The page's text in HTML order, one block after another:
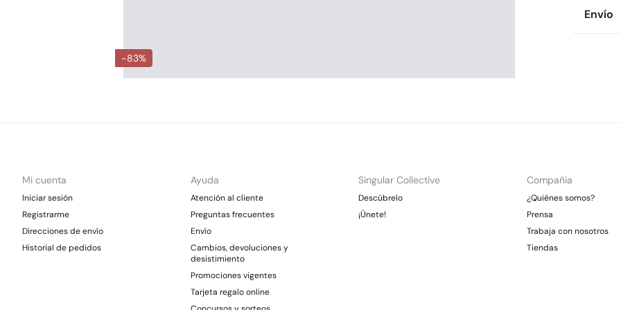
-83%
Envío
Mi cuenta
Iniciar sesión
Registrarme
Direcciones de envío
Historial de pedidos
Ayuda
Atención al cliente
Preguntas frecuentes
Envío
Cambios, devoluciones y
desistimiento
Promociones vigentes
Tarjeta regalo online
Singular Collective
Descúbrelo
¡Únete!
Compañia
¿Quiénes somos?
Prensa
Trabaja con nosotros
Tiendas